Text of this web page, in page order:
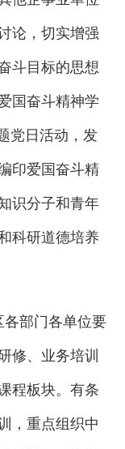
论，切实增强
斗目标的思想
国奋斗精神学
党日活动，发
印爱国奋斗精
识分子和青年
科研道德培养
部门各单位要
修、业务培训
程板块。有条
，重点组织中